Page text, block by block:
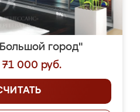
город"
71 000 руб.